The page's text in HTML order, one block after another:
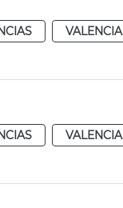
VALENCIA
VALENCIA